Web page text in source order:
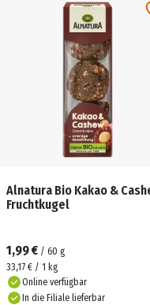
Alnatura Bio Kakao &
Fruchtkugel
1,99 € / 60 g
33,17 € / 1 kg
Online verfügbar
In die Filiale lieferbar